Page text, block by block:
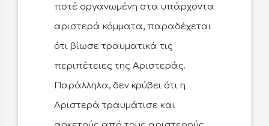
ποτέ οργανωμένη στα υπάρχοντα
αριστερά κόμματα, παραδέχεται
ότι βίωσε τραυματικά τις
περιπέτειες της Αριστεράς.
Παράλληλα, δεν κρύβει ότι η
Αριστερά τραυμάτισε και